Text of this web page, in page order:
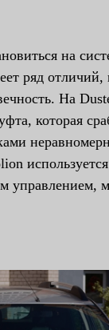
на
ряд
На
которая
управлением,